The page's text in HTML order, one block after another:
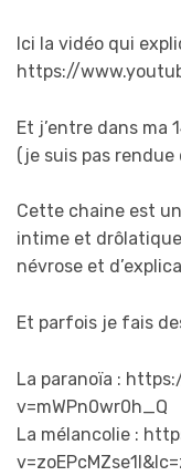
Ici la vidéo qui
https://
Et j’entre dans ma
(je suis pas
Cette chaine est
intime et
névrose et
Et parfois je fais
La paranoïa :
v=mWPn0wr0h_Q
La mélancolie :